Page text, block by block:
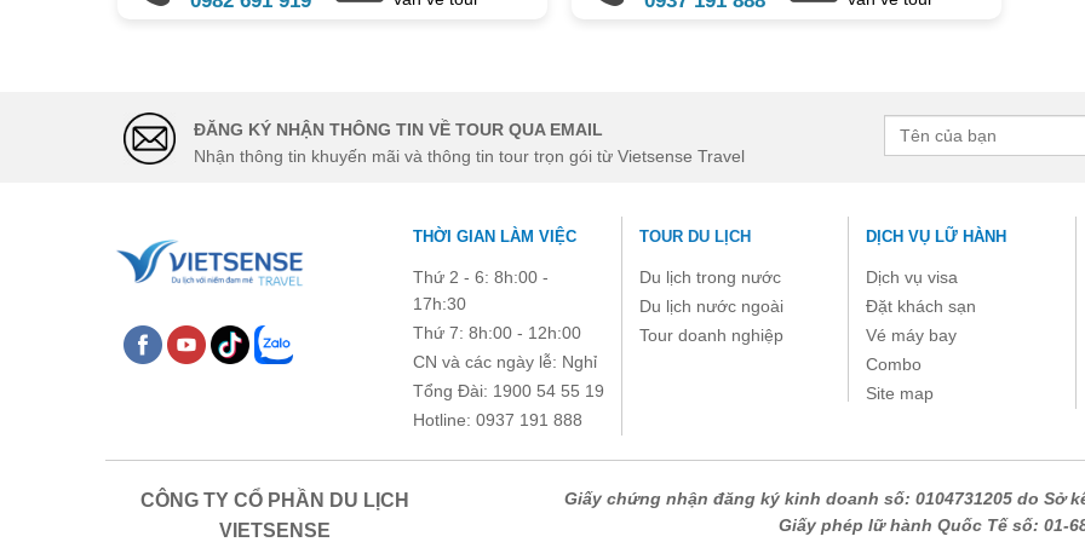
ĐĂNG KÝ NHẬN THÔNG TIN VỀ TOUR QUA EMAIL
Nhận thông tin khuyến mãi và thông tin tour trọn gói từ Vietsense Travel
THỜI GIAN LÀM VIỆC
Thứ 2 - 6: 8h:00 -
17h:30
Thứ 7: 8h:00 - 12h:00
CN và các ngày lễ: Nghỉ
Tổng Đài: 1900 54 55 19
Hotline: 0937 191 888
TOUR DU LỊCH
Du lịch trong nước
Du lịch nước ngoài
Tour doanh nghiệp
DỊCH VỤ LỮ HÀNH
Dịch vụ visa
Đặt khách sạn
Vé máy bay
Combo
Site map
CÔNG TY CỔ PHẦN DU LỊCH
VIETSENSE
Giấy chứng nhận đăng ký kinh doanh số: 0104731205 do Sở
Giấy phép lữ hành Quốc Tế số: 01-